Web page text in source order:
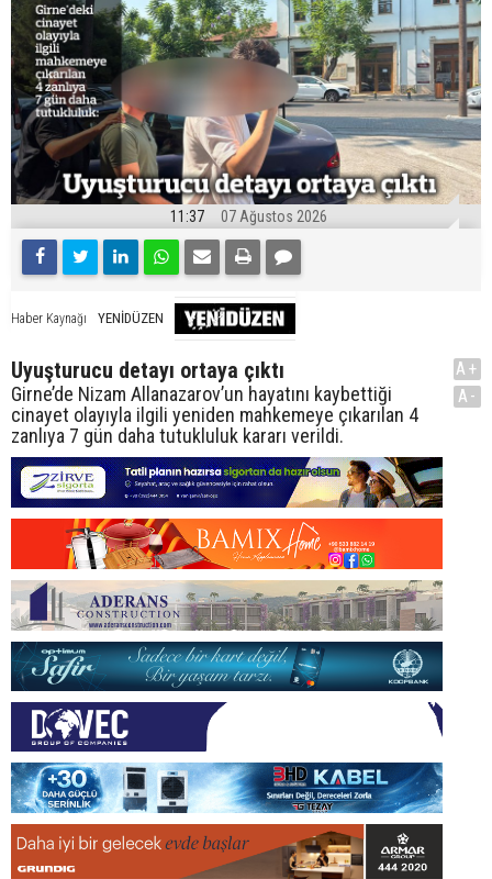
11:37 07 Ağustos 2026
Haber Kaynağı YENİDÜZEN
Uyuşturucu detayı ortaya çıktı
Girne’de Nizam Allanazarov’un hayatını kaybettiği
cinayet olayıyla ilgili yeniden mahkemeye çıkarılan 4
zanlıya 7 gün daha tutukluluk kararı verildi.
A+
A-